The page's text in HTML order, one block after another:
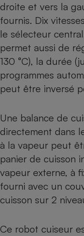
droite et vers la
fournis. Dix
le sélecteur
permet aussi de
130 °C), la durée
programmes
peut être inversé
Une balance de
directement dans
à la vapeur peut
panier de cuisson
vapeur externe, à
fourni avec un
cuisson sur 2
Ce robot cuiseur